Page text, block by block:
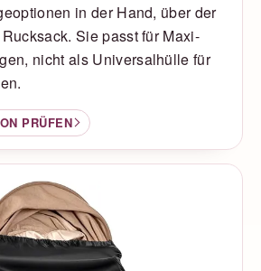
in der Hand, über der
Sie passt für Maxi-
nicht als Universalhülle für
PRÜFEN